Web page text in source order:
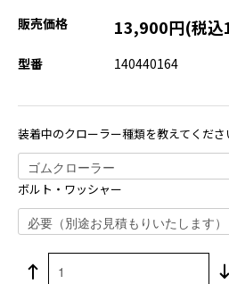
販売価格 13,900円(税
型番 140440164
装着中のクローラー種類を教えてくださ
ボルト・ワッシャー